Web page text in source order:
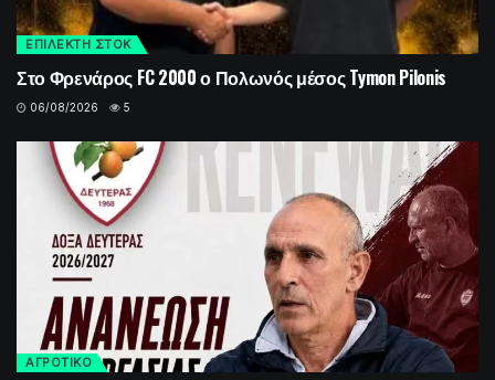
ΕΠΙΛΕΚΤΗ ΣΤΟΚ
Στο Φρενάρος FC 2000 ο Πολωνός μέσος Tymon Pilonis
06/08/2026 5
ΑΓΡΟΤΙΚΟ